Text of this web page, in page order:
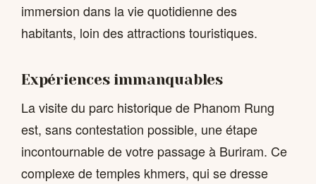
immersion dans la vie quotidienne des
habitants, loin des attractions touristiques.
Expériences immanquables
La visite du parc historique de Phanom Rung
est, sans contestation possible, une étape
incontournable de votre passage à Buriram. Ce
complexe de temples khmers, qui se dresse